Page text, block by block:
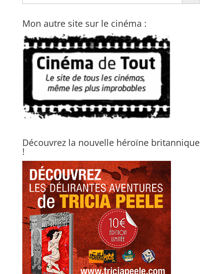
Mon autre site sur le cinéma :
Découvrez la nouvelle héroïne britannique
!